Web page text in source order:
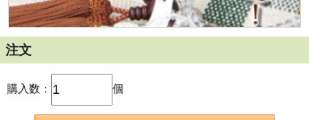
注文
購入数： 個